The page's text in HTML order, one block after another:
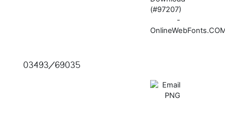
03493/69035